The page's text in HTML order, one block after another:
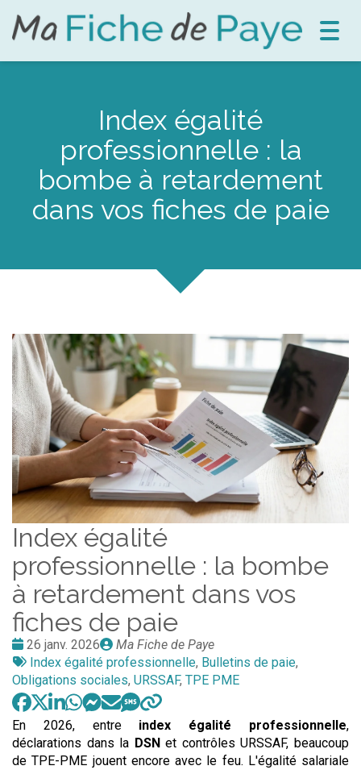
Index égalité
professionnelle : la
bombe à retardement
dans vos fiches de paie
Index égalité
professionnelle : la bombe
à retardement dans vos
fiches de paie
Date
:
26 janv. 2026
Publié
par
Ma Fiche de Paye
Tags
:
Index égalité professionnelle, Bulletins de paie,
Obligations sociales, URSSAF, TPE PME
En 2026, entre index égalité professionnelle,
déclarations dans la DSNet contrôles URSSAF, beaucoup
de TPE-PME jouent encore avec le feu. L'égalité salariale